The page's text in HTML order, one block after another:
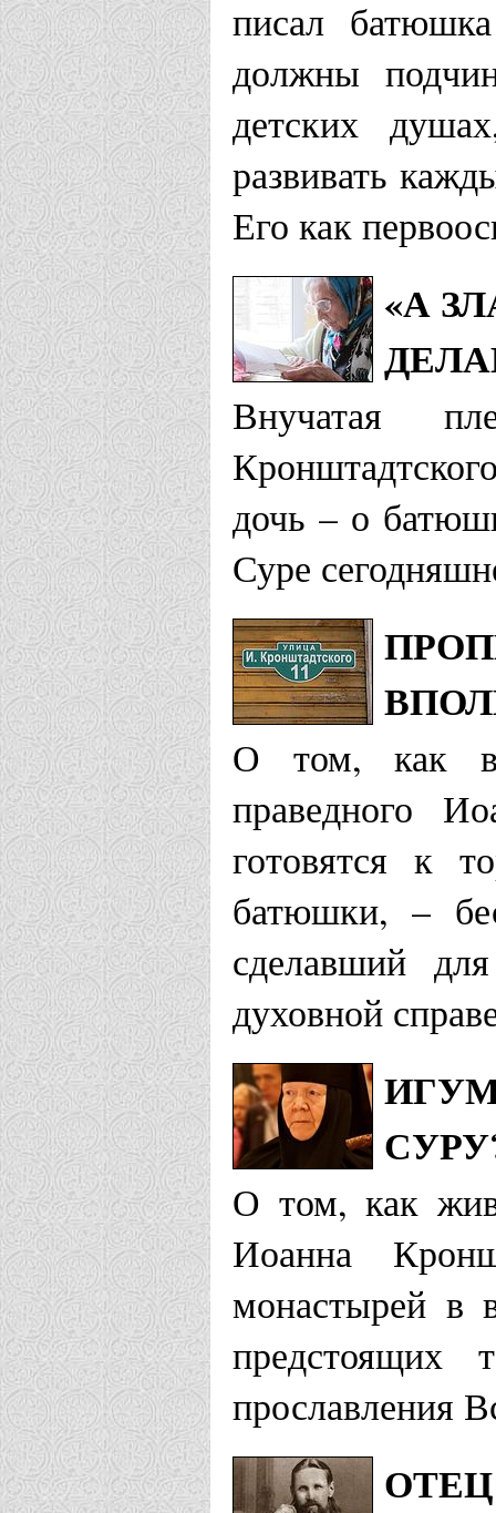
Храм
Восточно-
епархия :
Храм
Храм-
Выборгская
Храм св.
пос.
Храм
Всеволожск
Галичская
Приход
Гатчинская
Храм
Храм
Вырица
Горловская
Храм св.
Кировское
писал
должны
детских
развивать
Его как
«А
Внучатая
дочь – о
Суре
О том, как в
праведного
готовятся к
батюшки, –
сделавший
духовной
О том, как
Иоанна
монастырей в
предстоящих
прославления